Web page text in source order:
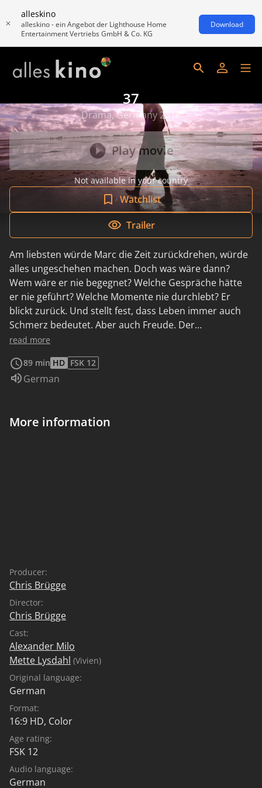
alleskino
alleskino - ein Angebot der Lighthouse Home
Entertainment Vertriebs GmbH & Co. KG
Download
37
Drama, Germany 2018
Play movie
Not available in your country
Watchlist
Trailer
Am liebsten würde Marc die Zeit zurückdrehen, würde
alles ungeschehen machen. Doch was wäre dann?
Wem wäre er nie begegnet? Welche Gespräche hätte
er nie geführt? Welche Momente nie durchlebt? Er
blickt zurück. Und stellt fest, dass Leben immer auch
Schmerz bedeutet. Aber auch Freude. Der
Filmemacher Chris Brügge hat mit seinem ersten
read more
89 min HD FSK 12
Audio language:
German
More information
Producer:
Chris Brügge
Director:
Chris Brügge
Cast:
Alexander Milo
Mette Lysdahl (Vivien)
Original language:
German
Format:
16:9 HD, Color
Age rating:
FSK 12
Audio language:
German